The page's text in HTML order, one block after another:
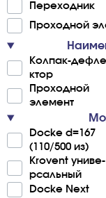
Пе­ре­хо­д­ник
Про­хо­д­ной
Ко­л­па­к-
к­тор
Про­хо­д­ной
эле­ме­нт
Docke d=167
(110/500 из)
Krovent уни­ве­
р­са­льный
Docke Next